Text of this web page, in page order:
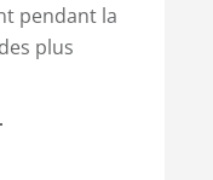
pendant la
plus